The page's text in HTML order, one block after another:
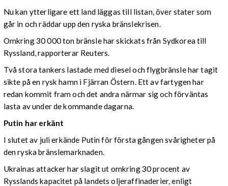
Nu kan ytterligare ett land läggas till listan, över stater som
går in och räddar upp den ryska bränslekrisen.
Omkring 30 000 ton bränsle har skickats från Sydkorea till
Ryssland, rapporterar Reuters.
Två stora tankers lastade med diesel och flygbränsle har tagit
sikte på en rysk hamn i Fjärran Östern. Ett av fartygen har
redan kommit fram och det andra närmar sig och förväntas
lasta av under de kommande dagarna.
Putin har erkänt
I slutet av juli erkände Putin för första gången svårigheter på
den ryska bränslemarknaden.
Ukrainas attacker har slagit ut omkring 30 procent av
Rysslands kapacitet på landets oljeraffinaderier, enligt